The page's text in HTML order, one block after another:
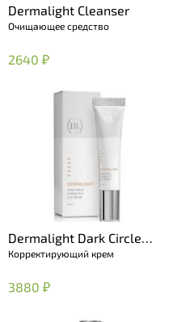
Dermalight Cleanser
Очищающее средство
2640 ₽
Dermalight Dark Circle
Corrective Eye Cream
Корректирующий крем
3880 ₽